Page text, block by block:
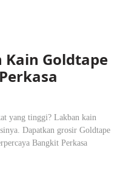
Goldtape
yang tinggi? Lakban kain
Dapatkan grosir Goldtape
Bangkit Perkasa